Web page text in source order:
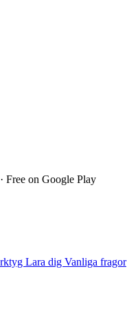
Free on Google Play
Lara dig Vanliga fragor